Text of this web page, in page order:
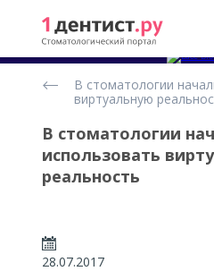
В стоматологии
виртуальную
В стоматологии
использовать
реальность
28.07.2017